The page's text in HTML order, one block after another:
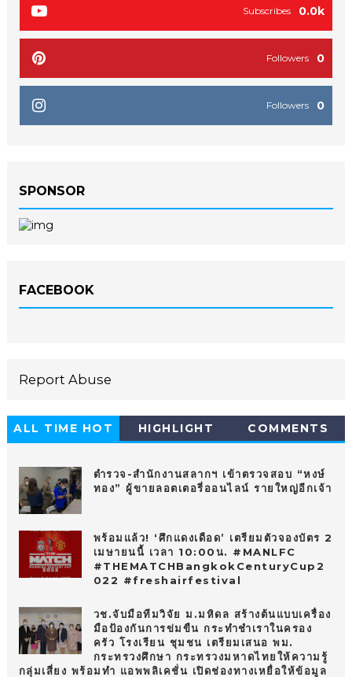
0.0k
Subscribes
0
Followers
0
Followers
SPONSOR
FACEBOOK
Report Abuse
ALL TIME HOT
HIGHLIGHT COMMENTS
ตำรวจ-สำนักงานสลากฯ เข้าตรวจสอบ “หงษ์
ทอง” ผู้ขายลอตเตอรี่ออนไลน์ รายใหญ่อีกเจ้า
พร้อมแล้ว! ‘ศึกแดงเดือด’ เตรียมตัวจองบัตร 2
เมษายนนี้ เวลา 10:00น. #MANLFC
#THEMATCHBangkokCenturyCup2
022 #freshairfestival
วช.จับมือทีมวิจัย ม.มหิดล สร้างต้นแบบเครื่อง
มือป้องกันการข่มขืน กระทำชำเราในครอง
ครัว โรงเรียน ชุมชน เตรียมเสนอ พม.
กระทรวงศึกษา กระทรวงมหาดไทยให้ความรู้
กลุ่มเสี่ยง พร้อมทำ แอพพลิเคชั่น เปิดช่องทางเหยื่อให้ข้อมูล